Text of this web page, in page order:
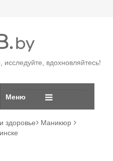
вдохновляйтесь!
Меню
здоровье
Маникюр